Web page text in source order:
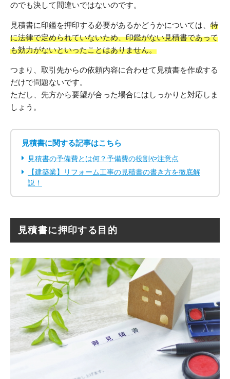
のでも決して間違いではないのです。
見積書に印鑑を押印する必要があるかどうかについては、 特
に法律で定められていないため、印鑑がない見積書であって
も効力がないといったことはありません。
つまり、取引先からの依頼内容に合わせて見積書を作成する
だけで問題ないです。
ただし、先方から要望が合った場合にはしっかりと対応しま
しょう。
見積書に関する記事はこちら
見積書の予備費とは何？予備費の役割や注意点
【建築業】リフォーム工事の見積書の書き方を徹底解
説！
見積書に押印する目的